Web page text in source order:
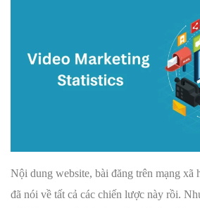
Nội dung website, bài đăng trên mạng
đã nói về tất cả các chiến lược này rồi.